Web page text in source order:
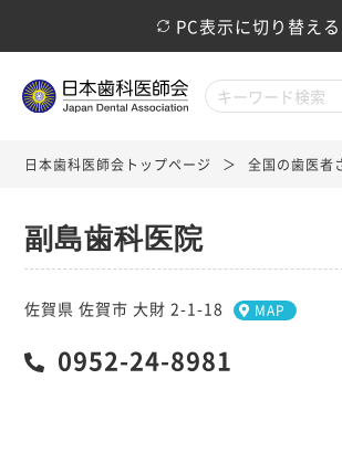
PC表示に切り替える
日本歯科医師会トップページ 全国の歯医者
副島歯科医院
佐賀県 佐賀市 大財 2-1-18 MAP
0952-24-8981